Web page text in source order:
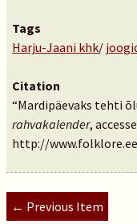
Tags
Harju-Jaani khk/
Citation
“Mardipäevaks tehti
rahvakalender,
http://
← Previous Item